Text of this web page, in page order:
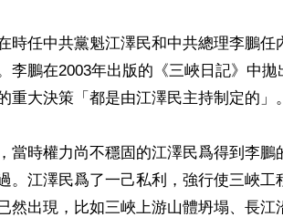
時任中共黨魁江澤民和中共總理李鵬
李鵬在2003年出版的《三峽日記》中
重大決策「都是由江澤民主持制定的」。
當時權力尚不穩固的江澤民爲得到李
。江澤民爲了一己私利，強行使三峽
然出現，比如三峽上游山體坍塌、長